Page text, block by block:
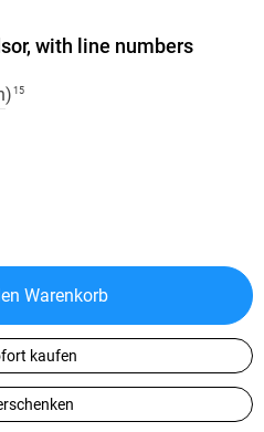
with line numbers
) 15
Warenkorb
kaufen